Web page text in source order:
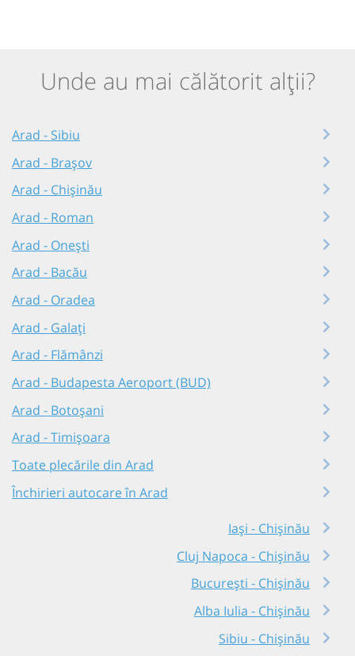
Unde au mai călătorit alții?
Arad - Sibiu
Arad - Brașov
Arad - Chișinău
Arad - Roman
Arad - Onești
Arad - Bacău
Arad - Oradea
Arad - Galați
Arad - Flămânzi
Arad - Budapesta Aeroport (BUD)
Arad - Botoșani
Arad - Timișoara
Toate plecările din Arad
Închirieri autocare în Arad
Iași - Chișinău
Cluj Napoca - Chișinău
București - Chișinău
Alba Iulia - Chișinău
Sibiu - Chișinău